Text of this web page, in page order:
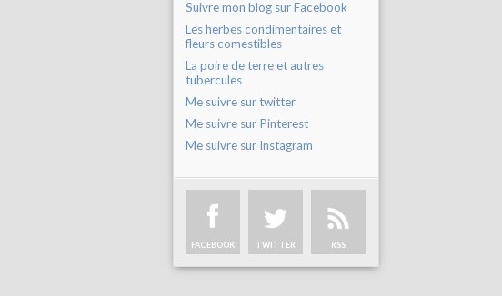
Suivre mon blog sur Facebook
Les herbes condimentaires et
fleurs comestibles
La poire de terre et autres
tubercules
Me suivre sur twitter
Me suivre sur Pinterest
Me suivre sur Instagram
FACEBOOK TWITTER RSS